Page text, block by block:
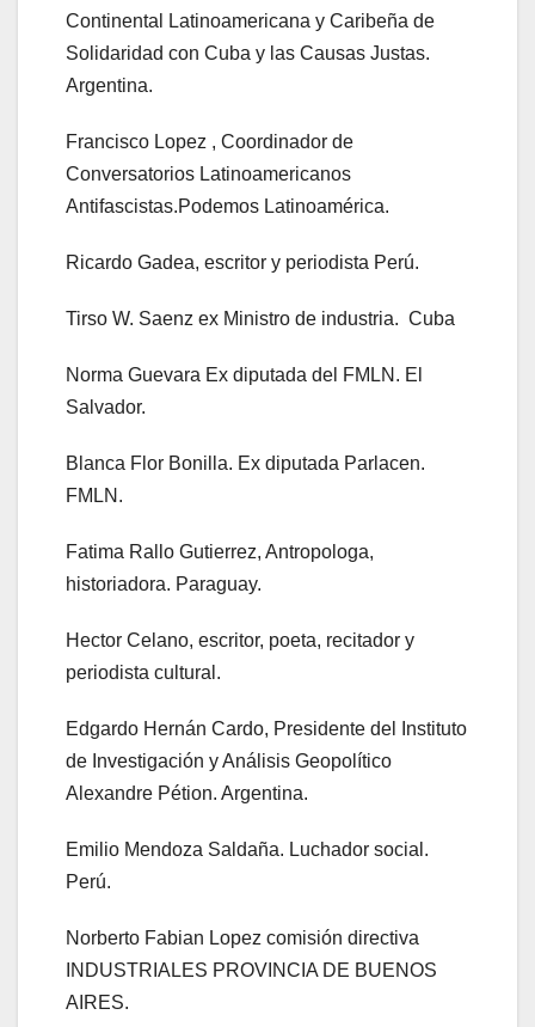
Continental Latinoamericana y Caribeña de
Solidaridad con Cuba y las Causas Justas.
Argentina.
Francisco Lopez , Coordinador de
Conversatorios Latinoamericanos
Antifascistas.Podemos Latinoamérica.
Ricardo Gadea, escritor y periodista Perú.
Tirso W. Saenz ex Ministro de industria. Cuba
Norma Guevara Ex diputada del FMLN. El
Salvador.
Blanca Flor Bonilla. Ex diputada Parlacen.
FMLN.
Fatima Rallo Gutierrez, Antropologa,
historiadora. Paraguay.
Hector Celano, escritor, poeta, recitador y
periodista cultural.
Edgardo Hernán Cardo, Presidente del Instituto
de Investigación y Análisis Geopolítico
Alexandre Pétion. Argentina.
Emilio Mendoza Saldaña. Luchador social.
Perú.
Norberto Fabian Lopez comisión directiva
INDUSTRIALES PROVINCIA DE BUENOS
AIRES.